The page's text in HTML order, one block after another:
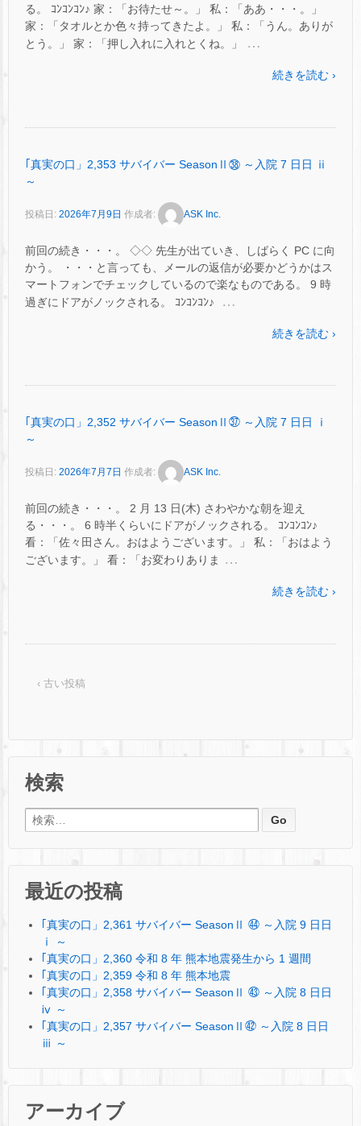
る。 ｺﾝｺﾝｺﾝ♪ 家：「お待たせ～。」 私：「ああ・・・。」
家：「タオルとか色々持ってきたよ。」 私：「うん。ありが
とう。」 家：「押し入れに入れとくね。」
…
続きを読む ›
｢真実の口」2,353 サバイバー SeasonⅡ㊳ ～入院 7 日日 ⅱ
～
投稿日: 2026年7月9日 作成者: ASK Inc.
前回の続き・・・。 ◇◇ 先生が出ていき、しばらく PC に向
かう。 ・・・と言っても、メールの返信が必要かどうかはス
マートフォンでチェックしているので楽なものである。 9 時
過ぎにドアがノックされる。 ｺﾝｺﾝｺﾝ♪
…
続きを読む ›
｢真実の口」2,352 サバイバー SeasonⅡ㊲ ～入院 7 日日 ⅰ
～
投稿日: 2026年7月7日 作成者: ASK Inc.
前回の続き・・・。 2 月 13 日(木) さわやかな朝を迎え
る・・・。 6 時半くらいにドアがノックされる。 ｺﾝｺﾝｺﾝ♪
看：「佐々田さん。おはようございます。」 私：「おはよう
ございます。」 看：「お変わりありま
…
続きを読む ›
‹ 古い投稿
検索
検索:
最近の投稿
｢真実の口」2,361 サバイバー SeasonⅡ ㊹ ～入院 9 日日
ⅰ ～
｢真実の口」2,360 令和 8 年 熊本地震発生から 1 週間
｢真実の口」2,359 令和 8 年 熊本地震
｢真実の口」2,358 サバイバー SeasonⅡ ㊸ ～入院 8 日日
ⅳ ～
｢真実の口」2,357 サバイバー SeasonⅡ㊷ ～入院 8 日日
ⅲ ～
アーカイブ